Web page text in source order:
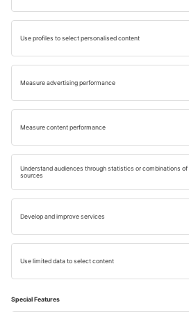
Utazási Inspiráciokaz
Tapasztalja meg az utazás új